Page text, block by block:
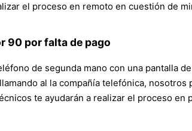
el proceso en remoto en cuestión de
90 por falta de pago
de segunda mano con una pantalla
al la compañía telefónica,
te ayudarán a realizar el proceso en